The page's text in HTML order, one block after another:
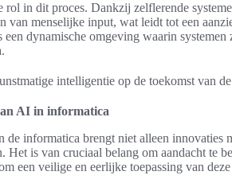
rol in dit proces. Dankzij zelflerende
van menselijke input, wat leidt tot een
dynamische omgeving waarin systemen
intelligentie op de toekomst van
AI in informatica
informatica brengt niet alleen innovaties
is van cruciaal belang om aandacht te
een veilige en eerlijke toepassing van